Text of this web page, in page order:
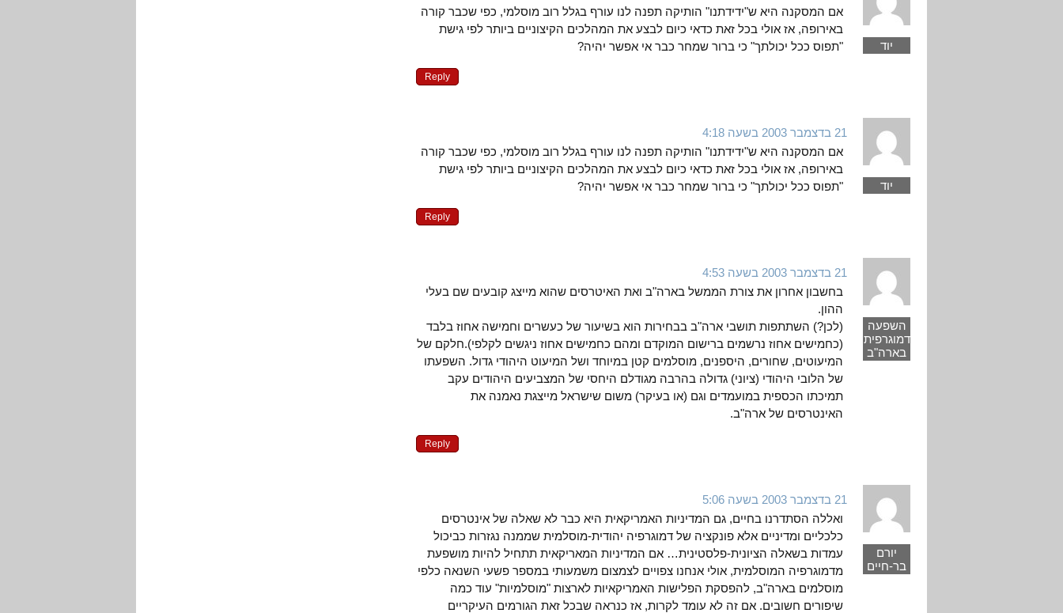
יוד
אם המסקנה היא ש"ידידתנו" הותיקה תפנה לנו עורף בגלל רוב מוסלמי, כפי שכבר קורה
באירופה, אז אולי בכל זאת כדאי כיום לבצע את המהלכים הקיצוניים ביותר לפי גישת
"תפוס ככל יכולתך" כי ברור שמחר כבר אי אפשר יהיה?
Reply
יוד
21 בדצמבר 2003 בשעה 4:18
אם המסקנה היא ש"ידידתנו" הותיקה תפנה לנו עורף בגלל רוב מוסלמי, כפי שכבר קורה
באירופה, אז אולי בכל זאת כדאי כיום לבצע את המהלכים הקיצוניים ביותר לפי גישת
"תפוס ככל יכולתך" כי ברור שמחר כבר אי אפשר יהיה?
Reply
השפעה
דמוגרפית
בארה"ב
21 בדצמבר 2003 בשעה 4:53
בחשבון אחרון את צורת הממשל בארה"ב ואת האיטרסים שהוא מייצג קובעים שם בעלי
ההון.
(לכן?) השתתפות תושבי ארה"ב בבחירות הוא בשיעור של כעשרים וחמישה אחוז בלבד
(כחמישים אחוז נרשמים ברישום המוקדם ומהם כחמישים אחוז ניגשים לקלפי).חלקם של
המיעוטים, שחורים, היספנים, מוסלמים קטן במיוחד ושל המיעוט היהודי גדול. השפעתו
של הלובי היהודי (ציוני) גדולה בהרבה מגודלם היחסי של המצביעים היהודים עקב
תמיכתו הכספית במועמדים וגם (או בעיקר) משום שישראל מייצגת נאמנה את
האינטרסים של ארה"ב.
Reply
יורם
בר-חיים
21 בדצמבר 2003 בשעה 5:06
ואללה הסתדרנו בחיים, גם המדיניות האמריקאית היא כבר לא שאלה של אינטרסים
כלכליים ומדיניים אלא פונקציה של דמוגרפיה יהודית-מוסלמית שממנה נגזרות כביכול
עמדות בשאלה הציונית-פלסטינית… אם המדיניות המאריקאית תתחיל להיות מושפעת
מדמוגרפיה המוסלמית, אולי אנחנו צפויים לצמצום משמעותי במספר פשעי השנאה כלפי
מוסלמים בארה"ב, להפסקת הפלישות האמריקאיות לארצות "מוסלמיות" עוד כמה
שיפורים חשובים. אם זה לא עומד לקרות, אז כנראה שבכל זאת הגורמים העיקריים